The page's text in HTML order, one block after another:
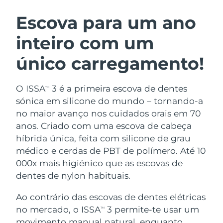
Escova para um ano
inteiro com um
único carregamento!
O ISSATM
3 é a primeira escova de dentes
sónica em silicone do mundo – tornando-a
no maior avanço nos cuidados orais em 70
anos. Criado com uma escova de cabeça
híbrida única, feita com silicone de grau
médico e cerdas de PBT de polímero. Até 10
000x mais higiénico que as escovas de
dentes de nylon habituais.
Ao contrário das escovas de dentes elétricas
no mercado, o ISSATM
3 permite-te usar um
Limpeza facial
Anti-aging massage
LUNA™ 4 Plus
Massage, LED heating
LUNA™ 4 Men
Lifting facial
Microcurrent toning
BEAR™ 2 go
Microcurrent toning on-the-go
BEAR™ 2 eyes & lips
Hidratação
UFO™ 3 kit
Deep facial hydration
UFO™ 3 LED
Near-infrared and red light therapy
device
Cuidado oral
issa™ 4
Hybrid silicone sonic toothbrush
Smart hybrid silicone sonic toothbrush
TRATAMENTO ANTIENVELHECIMENTO
FAQ™
Antienvelhecimento Tratamentos LED
Áustria
Barein Entrega prevista
Bélgica Entrega prevista12/08/2026
Bermudas Entrega prevista18/08/2026
Bósnia e
Herzegovina
Entrega prevista15/08/2026
Brunei Entrega prevista 17/08/2026
Bulgária Entrega prevista 12/08/2026
Chile Entrega prevista16/08/2026